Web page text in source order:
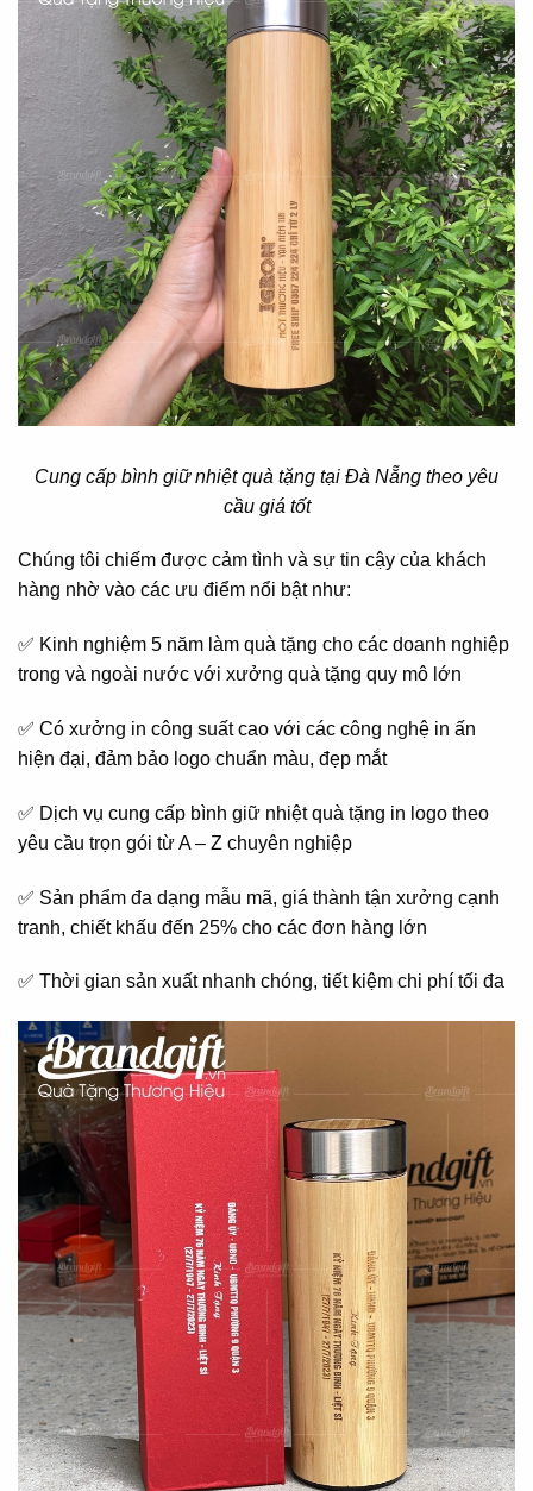
Cung cấp bình giữ nhiệt quà tặng tại Đà Nẵng theo yêu
cầu giá tốt
Chúng tôi chiếm được cảm tình và sự tin cậy của khách
hàng nhờ vào các ưu điểm nổi bật như:
✅ Kinh nghiệm 5 năm làm quà tặng cho các doanh nghiệp
trong và ngoài nước với xưởng quà tặng quy mô lớn
✅ Có xưởng in công suất cao với các công nghệ in ấn
hiện đại, đảm bảo logo chuẩn màu, đẹp mắt
✅ Dịch vụ cung cấp bình giữ nhiệt quà tặng in logo theo
yêu cầu trọn gói từ A – Z chuyên nghiệp
✅ Sản phẩm đa dạng mẫu mã, giá thành tận xưởng cạnh
tranh, chiết khấu đến 25% cho các đơn hàng lớn
✅ Thời gian sản xuất nhanh chóng, tiết kiệm chi phí tối đa